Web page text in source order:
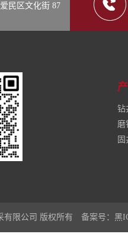
民区文化街 87
钻
磨
有限公司 版权所有 备案号：黑